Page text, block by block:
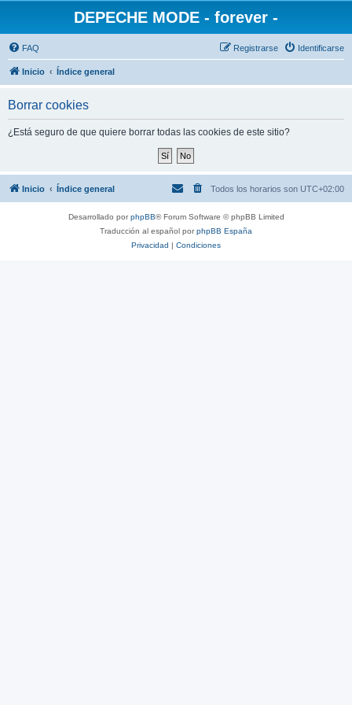
DEPECHE MODE - forever -
FAQ Identificarse
Registrarse
Inicio Índice general
Borrar cookies
¿Está seguro de que quiere borrar todas las cookies de este sitio?
Inicio Índice general Todos los horarios son UTC+02:00
Desarrollado porphpBB® Forum Software © phpBB Limited
Traducción al español porphpBB España
Privacidad | Condiciones